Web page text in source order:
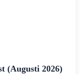
(Augusti 2026)